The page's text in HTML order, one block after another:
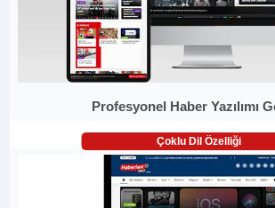
Profesyonel Haber Yazılımı
Çoklu Dil Özelliği